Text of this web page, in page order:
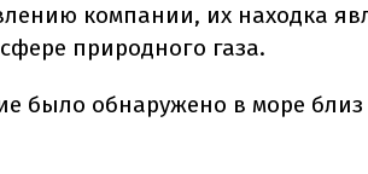
компании, их находка
природного газа.
было обнаружено в море близ